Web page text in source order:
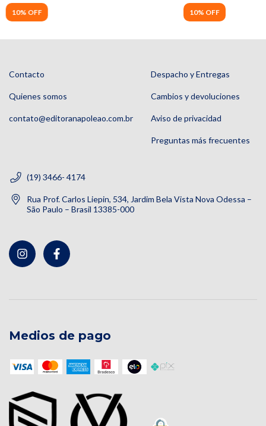
10% OFF 10% OFF
Contacto
Quienes somos
contato@editoranapoleao.com.br
Despacho y Entregas
Cambios y devoluciones
Aviso de privacidad
Preguntas más frecuentes
(19) 3466- 4174
Rua Prof. Carlos Liepin, 534, Jardim Bela Vista Nova Odessa –
São Paulo – Brasil 13385-000
Medios de pago